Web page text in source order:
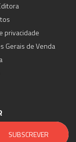
privacidade
Gerais de Venda
SUBSCREVER
by E-goi